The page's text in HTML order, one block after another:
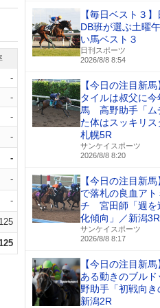
-
-
-
-
-
-
-
【毎日ベスト３
DB班が選ぶ土曜
い馬ベスト３
日刊スポーツ
2026/8/8 8:54
【今日の注目新
タイルは叔父に
馬 高野助手「ム
た体はスッキリス
札幌5R
サンケイスポーツ
2026/8/8 8:20
【今日の注目新
で落札の良血アト
チ 宮田師「週を
化傾向」／新潟3R
サンケイスポーツ
2026/8/8 8:17
【今日の注目新
ある動きのブル
野助手「初戦向き
新潟2R